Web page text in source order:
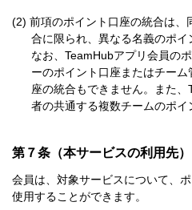
前項のポイント口座の統合は
合に限られ、異なる名義のポイ
なお、TeamHubアプリ会員の
ーのポイント口座またはチー
座の統合もできません。また
者の共通する複数チームのポイ
第７条（本サービスの利用先）
会員は、対象サービスについて、
使用することができます。